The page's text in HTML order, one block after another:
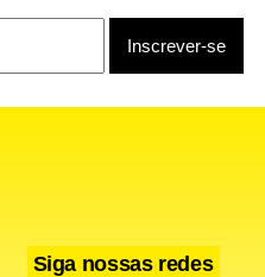
Siga nossas redes